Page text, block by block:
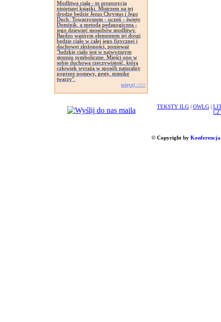
Modlitwa ciała - to propozycja
niniejszej książki. Mistrzem na tej
drodze będzie Jezus Chrystus i Jego
Duch. Towarzyszem - uczeń - święty
Dominik, a metodą pedagogiczną -
jego dziewięć sposobów modlitwy.
Bardzo ważnym elementem tej drogi
będzie ciało w całej jego fizycznej i
duchowej złożoności, ponieważ
"ludzkie ciało jest w najwyższym
stopniu symboliczne. Mieści ono w
sobie duchową rzeczywistość, którą
człowiek wyraża w sposób naturalny
poprzez postawy, gesty, mimikę
twarzy".
więcej >>>
TEKSTY ILG OWLG
© Copyright by Konferencja